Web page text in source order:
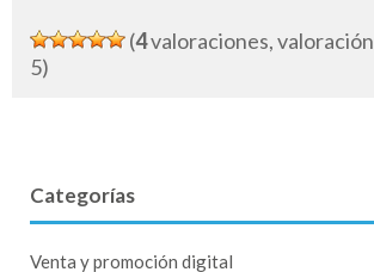
(4valoraciones,
5)
Categorías
Venta y promoción digital